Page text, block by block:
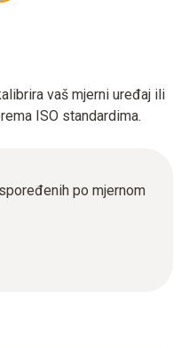
vaš mjerni uređaj ili
ISO standardima.
po mjernom